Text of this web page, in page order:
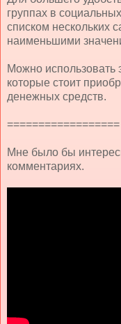
группах в
списком нескольких
наименьшими
Можно использовать
которые стоит
денежных средств.
==================
Мне было бы
комментариях.